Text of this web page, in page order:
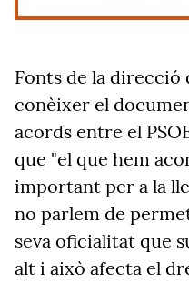
Fonts de la direcció
conèixer el
acords entre el
que "el que hem
important per a la
no parlem de
seva oficialitat que
alt i això afecta el